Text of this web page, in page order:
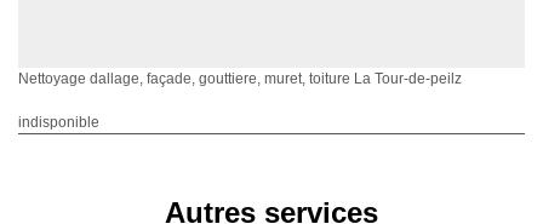
Nettoyage dallage, façade, gouttiere, muret, toiture La Tour-de-peilz
indisponible
Autres services